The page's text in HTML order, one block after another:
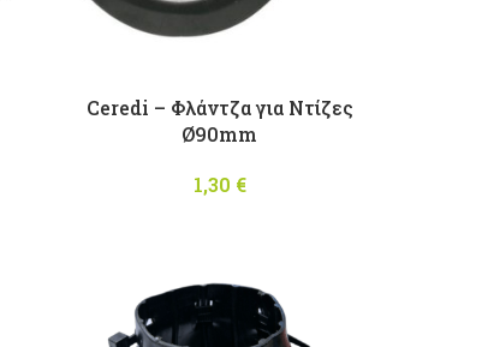
Ceredi – Φλάντζα για Ντίζες
Ø90mm
1,30 €